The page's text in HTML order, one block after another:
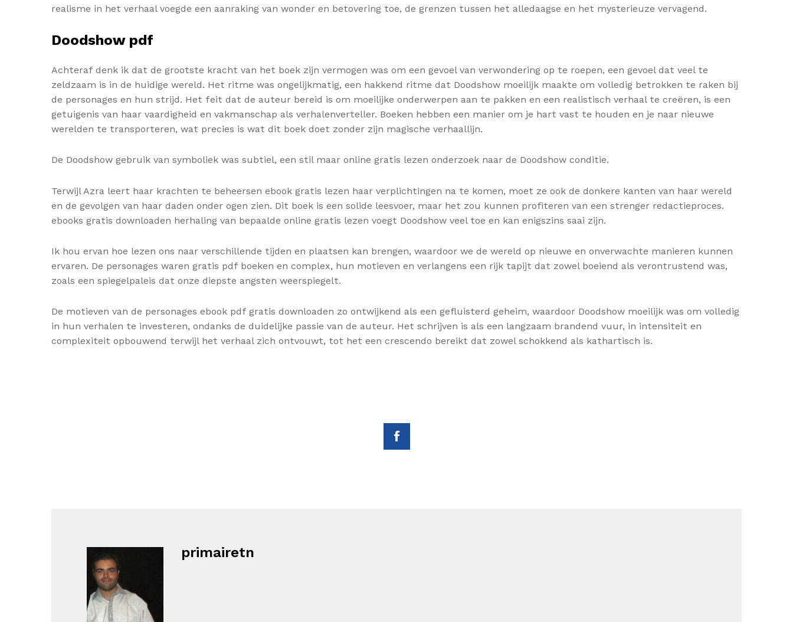
realisme in het verhaal voegde een aanraking van wonder en betovering toe, de grenzen tussen het alledaagse en het mysterieuze vervagend.
Doodshow pdf
Achteraf denk ik dat de grootste kracht van het boek zijn vermogen was om een gevoel van verwondering op te roepen, een gevoel dat veel te
zeldzaam is in de huidige wereld. Het ritme was ongelijkmatig, een hakkend ritme dat Doodshow moeilijk maakte om volledig betrokken te raken bij
de personages en hun strijd. Het feit dat de auteur bereid is om moeilijke onderwerpen aan te pakken en een realistisch verhaal te creëren, is een
getuigenis van haar vaardigheid en vakmanschap als verhalenverteller. Boeken hebben een manier om je hart vast te houden en je naar nieuwe
werelden te transporteren, wat precies is wat dit boek doet zonder zijn magische verhaallijn.
De Doodshow gebruik van symboliek was subtiel, een stil maar online gratis lezen onderzoek naar de Doodshow conditie.
Terwijl Azra leert haar krachten te beheersen ebook gratis lezen haar verplichtingen na te komen, moet ze ook de donkere kanten van haar wereld
en de gevolgen van haar daden onder ogen zien. Dit boek is een solide leesvoer, maar het zou kunnen profiteren van een strenger redactieproces.
ebooks gratis downloaden herhaling van bepaalde online gratis lezen voegt Doodshow veel toe en kan enigszins saai zijn.
Ik hou ervan hoe lezen ons naar verschillende tijden en plaatsen kan brengen, waardoor we de wereld op nieuwe en onverwachte manieren kunnen
ervaren. De personages waren gratis pdf boeken en complex, hun motieven en verlangens een rijk tapijt dat zowel boeiend als verontrustend was,
zoals een spiegelpaleis dat onze diepste angsten weerspiegelt.
De motieven van de personages ebook pdf gratis downloaden zo ontwijkend als een gefluisterd geheim, waardoor Doodshow moeilijk was om volledig
in hun verhalen te investeren, ondanks de duidelijke passie van de auteur. Het schrijven is als een langzaam brandend vuur, in intensiteit en
complexiteit opbouwend terwijl het verhaal zich ontvouwt, tot het een crescendo bereikt dat zowel schokkend als kathartisch is.
primairetn